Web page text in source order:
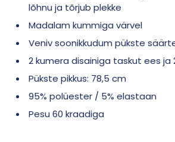
lõhnu ja tõrjub plekke
Madalam kummiga värvel
Veniv soonikkudum pükste
2 kumera disainiga taskut ees
Pükste pikkus: 78,5 cm
95% polüester / 5% elastaan
Pesu 60 kraadiga